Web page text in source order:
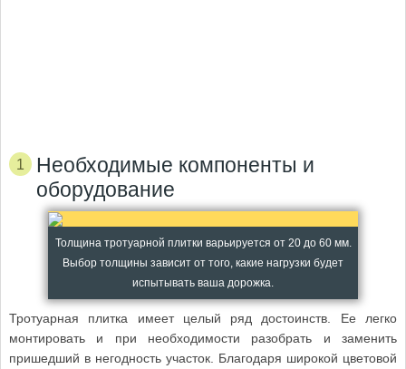
Необходимые компоненты и
оборудование
Толщина тротуарной плитки варьируется от 20 до 60 мм.
Выбор толщины зависит от того, какие нагрузки будет
испытывать ваша дорожка.
Тротуарная плитка имеет целый ряд достоинств. Ее легко
монтировать и при необходимости разобрать и заменить
пришедший в негодность участок. Благодаря широкой цветовой